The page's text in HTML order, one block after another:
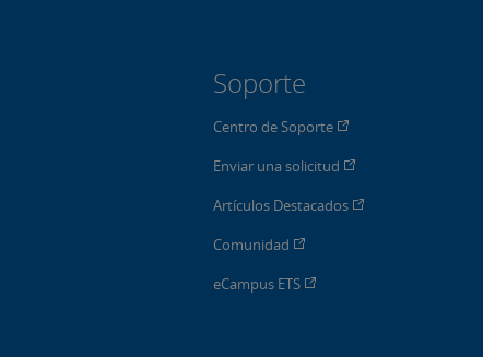
Soporte
Centro de Soporte
Enviar una solicitud
Artículos Destacados
Comunidad
eCampus ETS